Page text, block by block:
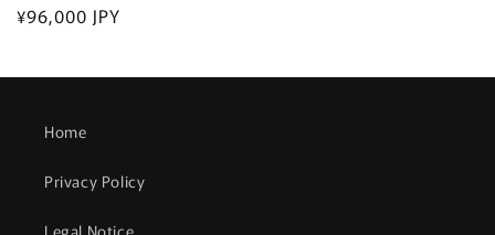
通
¥96,000 JPY
Home
Privacy Policy